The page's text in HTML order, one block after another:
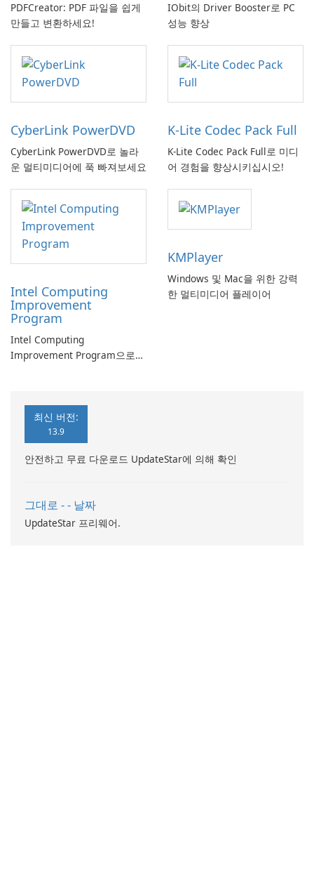
PDFCreator: PDF 파일을 쉽게
만들고 변환하세요!
IObit의 Driver Booster로 PC
성능 향상
CyberLink PowerDVD
CyberLink PowerDVD로 놀라
운 멀티미디어에 푹 빠져보세요
K-Lite Codec Pack Full
K-Lite Codec Pack Full로 미디
어 경험을 향상시키십시오!
Intel Computing
Improvement
Program
Intel Computing
Improvement Program으로
KMPlayer
Windows 및 Mac을 위한 강력
한 멀티미디어 플레이어
최신 버전:
13.9
안전하고 무료 다운로드 UpdateStar에 의해 확인
그대로 - - 날짜
UpdateStar 프리웨어.